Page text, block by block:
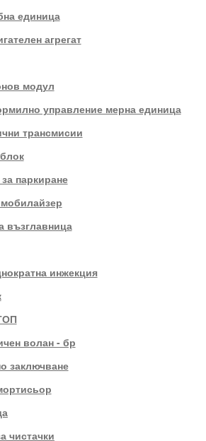
единица
агрегат
модул
управление мерна единица
трансмисии
паркиране
възглавница
инжекция
волан - бр
заключване
чистачки